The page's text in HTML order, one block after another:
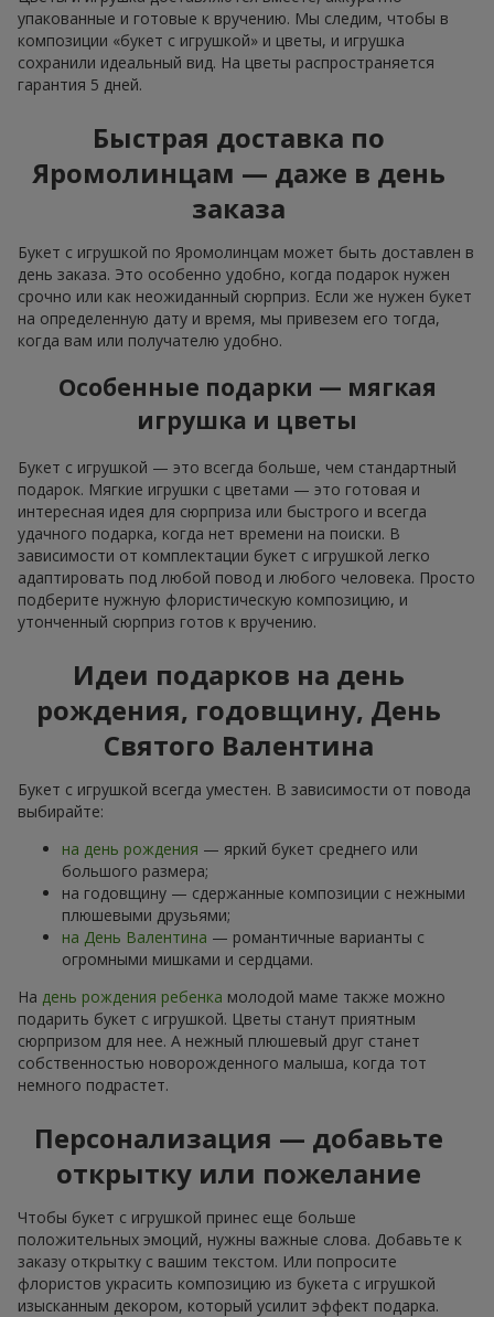
упакованные и готовые к вручению. Мы следим, чтобы в
композиции «букет с игрушкой» и цветы, и игрушка
сохранили идеальный вид. На цветы распространяется
гарантия 5 дней.
Быстрая доставка по
Яромолинцам — даже в день
заказа
Букет с игрушкой по Яромолинцам может быть доставлен в
день заказа. Это особенно удобно, когда подарок нужен
срочно или как неожиданный сюрприз. Если же нужен букет
на определенную дату и время, мы привезем его тогда,
когда вам или получателю удобно.
Особенные подарки — мягкая
игрушка и цветы
Букет с игрушкой — это всегда больше, чем стандартный
подарок. Мягкие игрушки с цветами — это готовая и
интересная идея для сюрприза или быстрого и всегда
удачного подарка, когда нет времени на поиски. В
зависимости от комплектации букет с игрушкой легко
адаптировать под любой повод и любого человека. Просто
подберите нужную флористическую композицию, и
утонченный сюрприз готов к вручению.
Идеи подарков на день
рождения, годовщину, День
Святого Валентина
Букет с игрушкой всегда уместен. В зависимости от повода
выбирайте:
на день рождения — яркий букет среднего или
большого размера;
на годовщину — сдержанные композиции с нежными
плюшевыми друзьями;
на День Валентина — романтичные варианты с
огромными мишками и сердцами.
На день рождения ребенка молодой маме также можно
подарить букет с игрушкой. Цветы станут приятным
сюрпризом для нее. А нежный плюшевый друг станет
собственностью новорожденного малыша, когда тот
немного подрастет.
Персонализация — добавьте
открытку или пожелание
Чтобы букет с игрушкой принес еще больше
положительных эмоций, нужны важные слова. Добавьте к
заказу открытку с вашим текстом. Или попросите
флористов украсить композицию из букета с игрушкой
изысканным декором, который усилит эффект подарка.